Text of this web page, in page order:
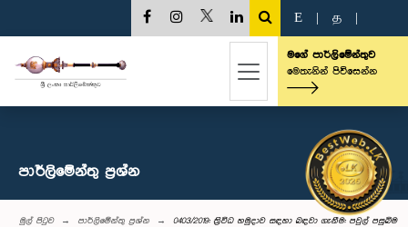
E த
මගේ පාර්ලිමේන්තුව
මෙතැනින් පිවිසෙන්න
පාර්ලි‌මේන්තු‌ ප්‍රශ්න
මුල් පිටුව පාර්ලි‌මේන්තු‌ ප්‍රශ්න 0403/2019: ත්‍රිවිධ හමුදාව සඳහා බඳවා ගැනීම: පවුල් පසුබිම